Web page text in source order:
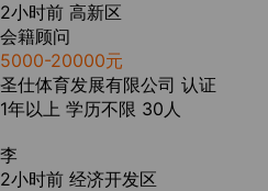
2小时前 高新区
会籍顾问
5000-20000元
圣仕体育发展有限公司 认证
1年以上 学历不限 30人
李
2小时前 经济开发区